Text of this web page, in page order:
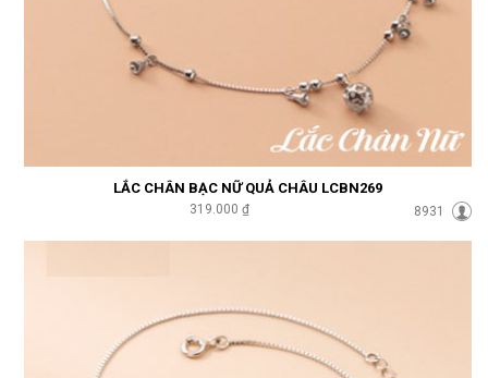
LẮC CHÂN BẠC NỮ QUẢ CHÂU LCBN269
319.000 ₫ 8931